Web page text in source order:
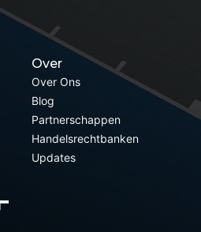
Over
Over Ons
Blog
Partnerschappen
Handelsrechtbanken
Updates